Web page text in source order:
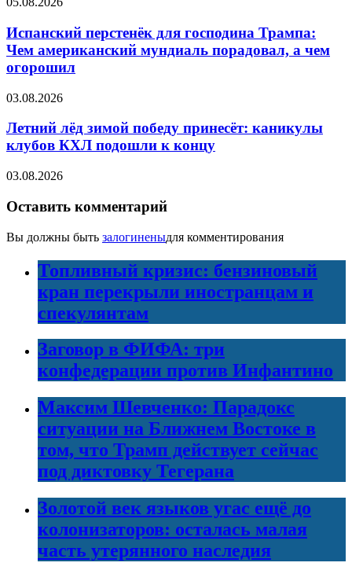
Испанский перстенёк для господина Трампа:
Чем американский мундиаль порадовал, а чем
огорошил
03.08.2026
Летний лёд зимой победу принесёт: каникулы
клубов КХЛ подошли к концу
03.08.2026
Оставить комментарий
Вы должны быть залогиненыдля комментирования
Топливный кризис: бензиновый
кран перекрыли иностранцам и
спекулянтам
Заговор в ФИФА: три
конфедерации против Инфантино
Максим Шевченко: Парадокс
ситуации на Ближнем Востоке в
том, что Трамп действует сейчас
под диктовку Тегерана
Золотой век языков угас ещё до
колонизаторов: осталась малая
часть утерянного наследия